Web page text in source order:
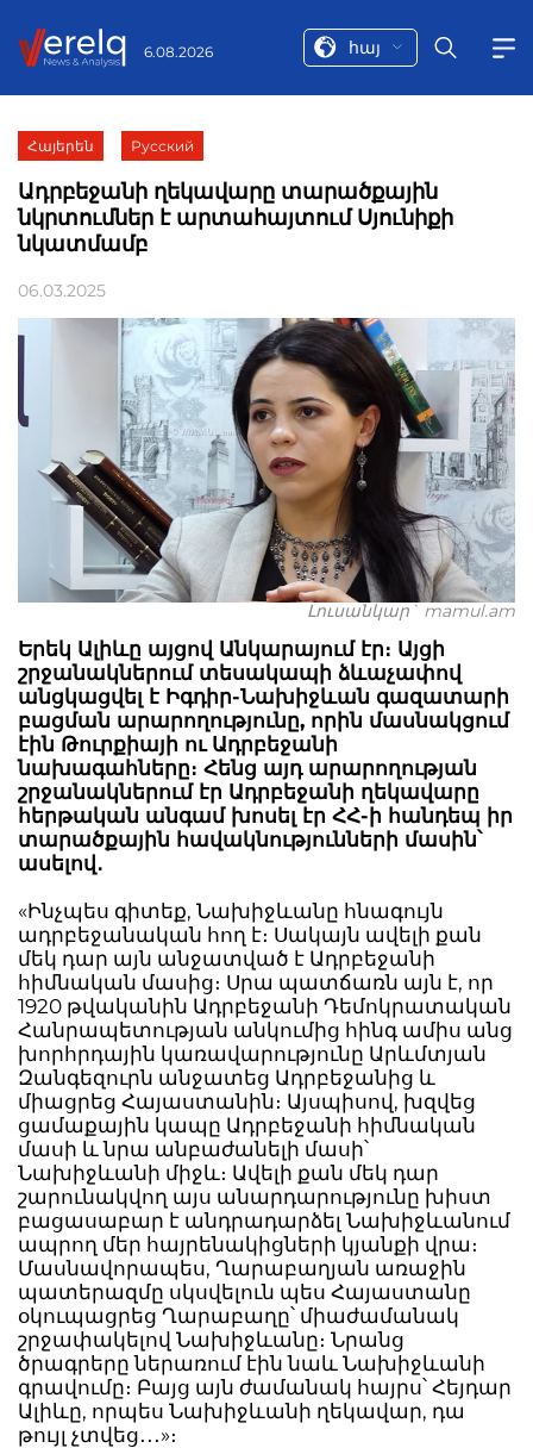
6.08.2026 հայ
Հայերեն Русский
Ադրբեջանի ղեկավարը տարածքային
նկրտումներ է արտահայտում Սյունիքի
նկատմամբ
06.03.2025
Լուսանկար` mamul.am
Երեկ Ալիևը այցով Անկարայում էր։ Այցի
շրջանակներում տեսակապի ձևաչափով
անցկացվել է Իգդիր-Նախիջևան գազատարի
բացման արարողությունը, որին մասնակցում
էին Թուրքիայի ու Ադրբեջանի
նախագահները։ Հենց այդ արարողության
շրջանակներում էր Ադրբեջանի ղեկավարը
հերթական անգամ խոսել էր ՀՀ-ի հանդեպ իր
տարածքային հավակնությունների մասին՝
ասելով․
«Ինչպես գիտեք, Նախիջևանը հնագույն
ադրբեջանական հող է։ Սակայն ավելի քան
մեկ դար այն անջատված է Ադրբեջանի
հիմնական մասից։ Սրա պատճառն այն է, որ
1920 թվականին Ադրբեջանի Դեմոկրատական
​​Հանրապետության անկումից հինգ ամիս անց
խորհրդային կառավարությունը Արևմտյան
Զանգեզուրն անջատեց Ադրբեջանից և
միացրեց Հայաստանին։ Այսպիսով, խզվեց
ցամաքային կապը Ադրբեջանի հիմնական
մասի և նրա անբաժանելի մասի՝
Նախիջևանի միջև։ Ավելի քան մեկ դար
շարունակվող այս անարդարությունը խիստ
բացասաբար է անդրադարձել Նախիջևանում
ապրող մեր հայրենակիցների կյանքի վրա։
Մասնավորապես, Ղարաբաղյան առաջին
պատերազմը սկսվելուն պես Հայաստանը
օկուպացրեց Ղարաբաղը՝ միաժամանակ
շրջափակելով Նախիջևանը։ Նրանց
ծրագրերը ներառում էին նաև Նախիջևանի
գրավումը։ Բայց այն ժամանակ հայրս՝ Հեյդար
Ալիևը, որպես Նախիջևանի ղեկավար, դա
թույլ չտվեց․․․»։